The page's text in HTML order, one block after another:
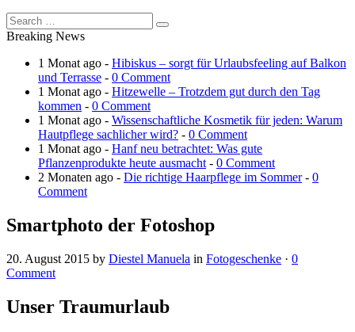
Breaking News
1 Monat ago - Hibiskus – sorgt für Urlaubsfeeling auf Balkon
und Terrasse - 0 Comment
1 Monat ago - Hitzewelle – Trotzdem gut durch den Tag
kommen - 0 Comment
1 Monat ago - Wissenschaftliche Kosmetik für jeden: Warum
Hautpflege sachlicher wird? - 0 Comment
1 Monat ago - Hanf neu betrachtet: Was gute
Pflanzenprodukte heute ausmacht - 0 Comment
2 Monaten ago - Die richtige Haarpflege im Sommer- 0
Comment
Smartphoto der Fotoshop
20. August 2015 by Diestel Manuela in Fotogeschenke · 0
Comment
Unser Traumurlaub